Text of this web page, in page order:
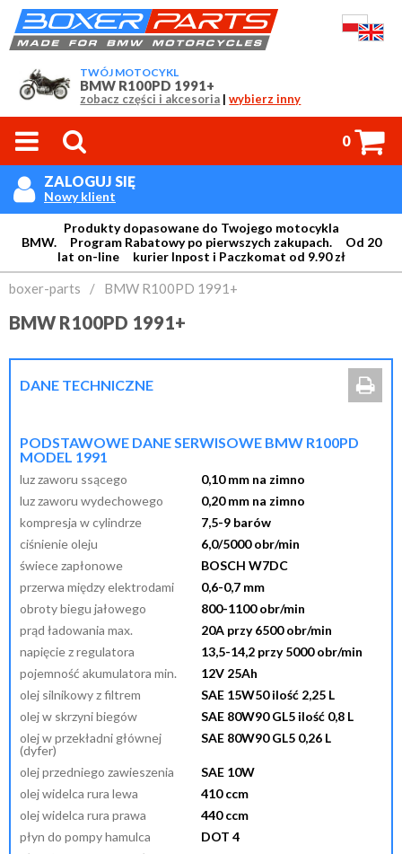
TWÓJ MOTOCYKL
BMW R100PD 1991+
zobacz części i akcesoria |wybierz inny
  
0
 ZALOGUJ SIĘ
Nowy klient
Login:
Produkty dopasowane do Twojego motocykla
BMW. Program Rabatowy po pierwszych zakupach. Od 20
lat on-line kurier Inpost i Paczkomat od 9.90 zł
boxer-parts / BMW R100PD 1991+
BMW R100PD 1991+

DANE TECHNICZNE
PODSTAWOWE DANE SERWISOWE BMW R100PD
MODEL 1991
luz zaworu ssącego
0,10 mm na zimno
luz zaworu wydechowego
0,20 mm na zimno
kompresja w cylindrze
7,5-9 barów
ciśnienie oleju
6,0/5000 obr/min
świece zapłonowe
BOSCH W7DC
przerwa między elektrodami
0,6-0,7 mm
obroty biegu jałowego
800-1100 obr/min
prąd ładowania max.
20A przy 6500 obr/min
napięcie z regulatora
13,5-14,2 przy 5000 obr/min
pojemność akumulatora min.
12V 25Ah
olej silnikowy z filtrem
SAE 15W50 ilość 2,25 L
olej w skrzyni biegów
SAE 80W90 GL5 ilość 0,8 L
olej w przekładni głównej
(dyfer)
SAE 80W90 GL5 0,26 L
olej przedniego zawieszenia
SAE 10W
olej widelca rura lewa
410 ccm
olej widelca rura prawa
440 ccm
płyn do pompy hamulca
DOT 4